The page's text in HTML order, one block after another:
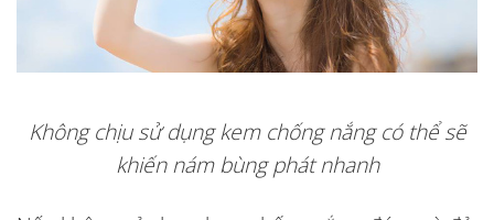
Không chịu sử dụng kem chống nắng có thể sẽ
khiến nám bùng phát nhanh